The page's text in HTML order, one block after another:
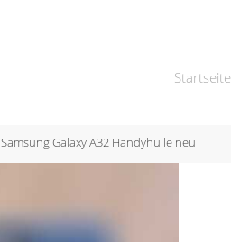
Startseite
Samsung Galaxy A32 Handyhülle neu